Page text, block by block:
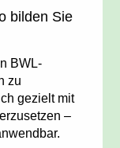
bilden Sie
BWL-
zu
gezielt mit
–